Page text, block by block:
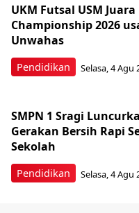
Pendidikan
UKM Futsal USM
Championship 2026
Unwahas
Selasa, 4 Agu
Pendidikan
SMPN 1 Sragi
Gerakan Bersih Rapi
Sekolah
Selasa, 4 Agu